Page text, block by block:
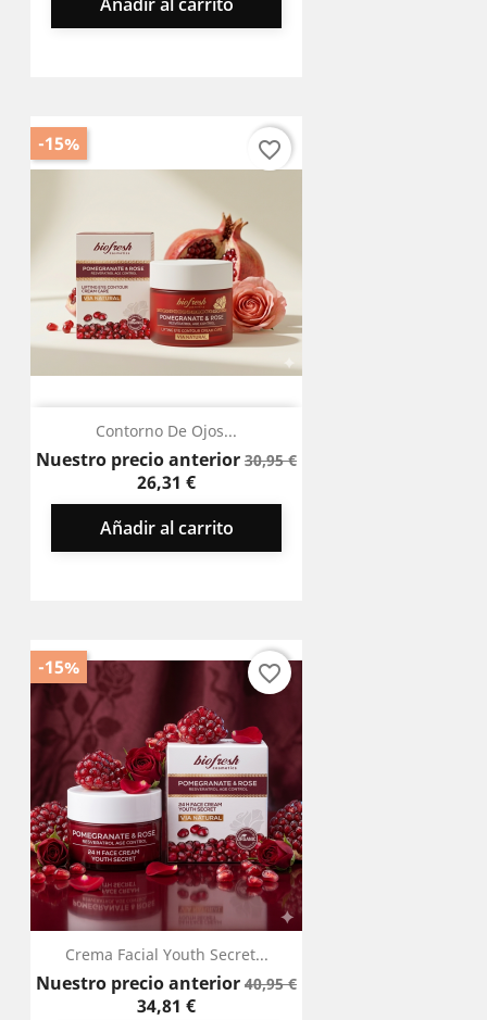
Contorno De Ojos...
Nuestro precio anteriorPrecio
30,95 €Precio
26,31 €
Añadir al carrito
-15% favorite_border
Crema Facial Youth Secret...
Nuestro precio anteriorPrecio
40,95 €Precio
34,81 €
-15% favorite_border